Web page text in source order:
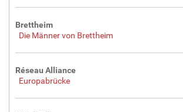
Brettheim
Die Männer von Brettheim
Réseau Alliance
Europabrücke